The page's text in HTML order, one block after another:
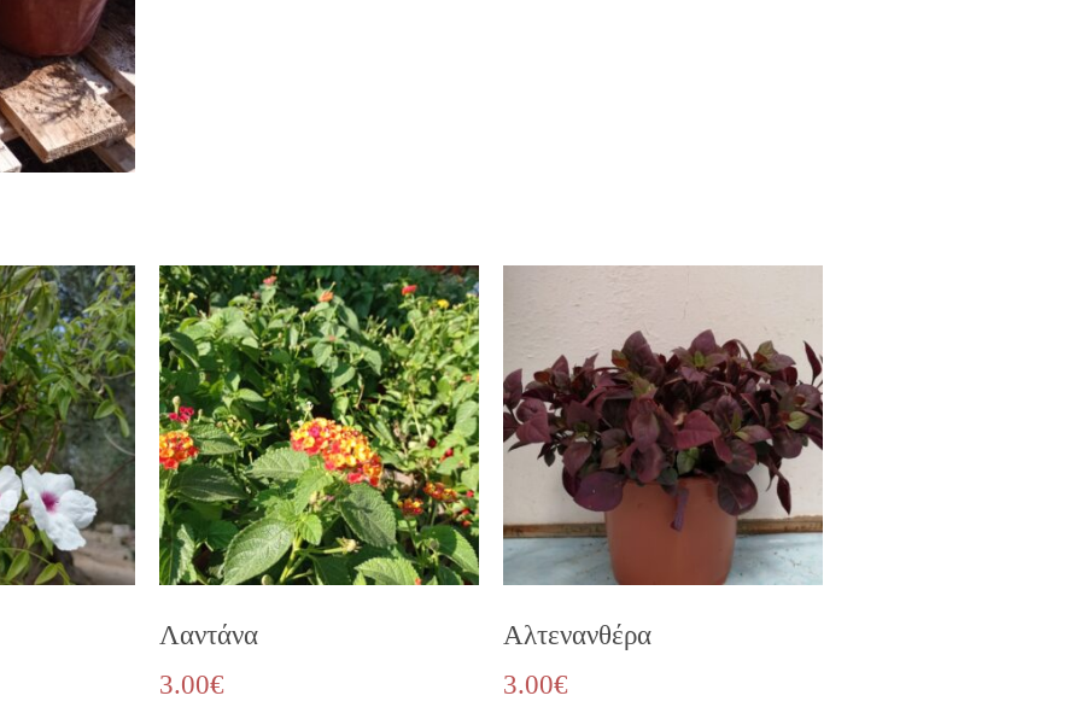
Λαντάνα
3.00€
Αλτενανθέρα
3.00€